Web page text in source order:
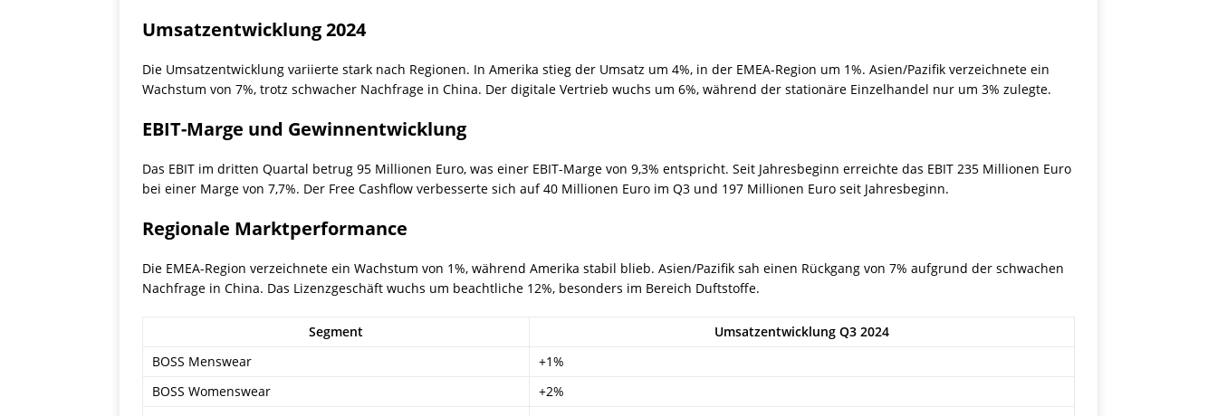
Umsatzentwicklung 2024
Die Umsatzentwicklung variierte stark nach Regionen. In Amerika stieg der Umsatz um 4%, in der EMEA-Region um 1%. Asien/Pazifik verzeichnete ein
Wachstum von 7%, trotz schwacher Nachfrage in China. Der digitale Vertrieb wuchs um 6%, während der stationäre Einzelhandel nur um 3% zulegte.
EBIT-Marge und Gewinnentwicklung
Das EBIT im dritten Quartal betrug 95 Millionen Euro, was einer EBIT-Marge von 9,3% entspricht. Seit Jahresbeginn erreichte das EBIT 235 Millionen Euro
bei einer Marge von 7,7%. Der Free Cashflow verbesserte sich auf 40 Millionen Euro im Q3 und 197 Millionen Euro seit Jahresbeginn.
Regionale Marktperformance
Die EMEA-Region verzeichnete ein Wachstum von 1%, während Amerika stabil blieb. Asien/Pazifik sah einen Rückgang von 7% aufgrund der schwachen
Nachfrage in China. Das Lizenzgeschäft wuchs um beachtliche 12%, besonders im Bereich Duftstoffe.
Segment
Umsatzentwicklung Q3 2024
BOSS Menswear
+1%
BOSS Womenswear
+2%